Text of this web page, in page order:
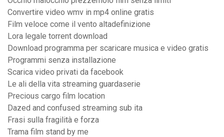
Convertire video wmv in mp4 online gratis
Film veloce come il vento altadefinizione
Lora legale torrent download
Download programma per scaricare musica e video gratis
Programmi senza installazione
Scarica video privati da facebook
Le ali della vita streaming guardaserie
Precious cargo film location
Dazed and confused streaming sub ita
Frasi sulla fragilità e forza
Trama film stand by me